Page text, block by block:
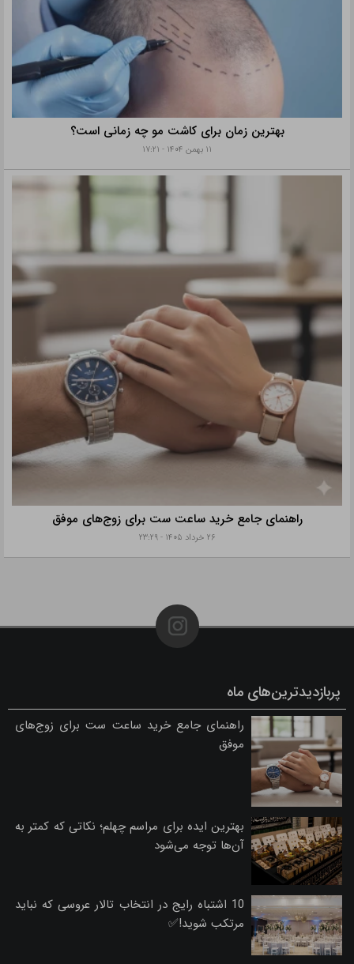
بهترین زمان برای کاشت مو چه زمانی است؟
۱۱ بهمن ۱۴۰۴ - ۱۷:۲۱
راهنمای جامع خرید ساعت ست برای زوج‌های موفق
۲۶ خرداد ۱۴۰۵ - ۲۳:۲۹
پربازدیدترین‌های ماه
راهنمای جامع خرید ساعت ست برای زوج‌های
موفق
بهترین ایده برای مراسم چهلم؛ نکاتی که کمتر به
آن‌ها توجه می‌شود
10 اشتباه رایج در انتخاب تالار عروسی که نباید
مرتکب شوید!✅